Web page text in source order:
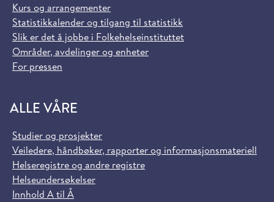
Kurs og arrangementer
Statistikkalender og tilgang til statistikk
Slik er det å jobbe i Folkehelseinstituttet
Områder, avdelinger og enheter
For pressen
ALLE VÅRE
Studier og prosjekter
Veiledere, håndbøker, rapporter og informasjonsmateriell
Helseregistre og andre registre
Helseundersøkelser
Innhold A til Å